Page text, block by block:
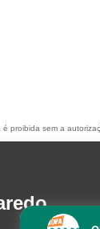
proibida sem a